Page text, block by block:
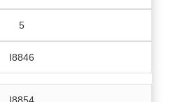
5
I8846